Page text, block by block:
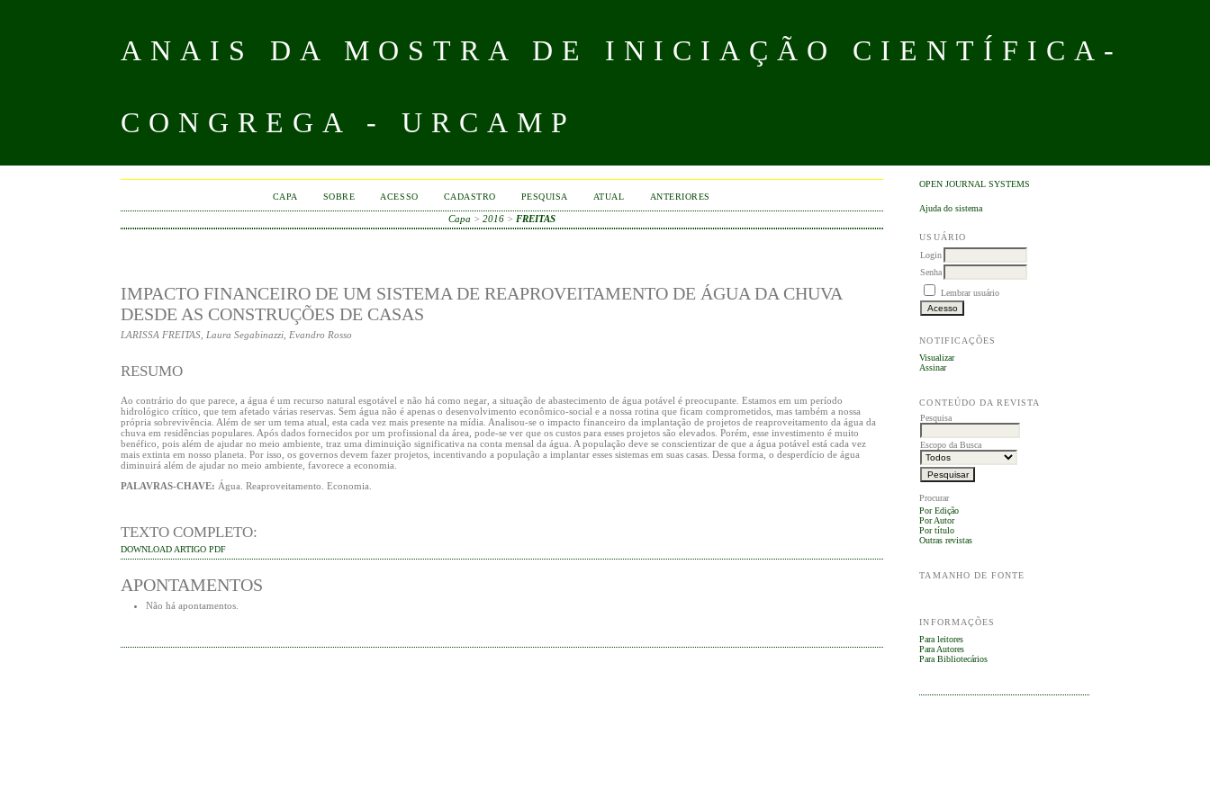
ANAIS DA MOSTRA DE INICIAÇÃO CIENTÍFICA-
CONGREGA - URCAMP
OPEN JOURNAL SYSTEMS
Ajuda do sistema
USUÁRIO
Login
Senha
Lembrar usuário
NOTIFICAÇÕES
Visualizar
Assinar
CONTEÚDO DA REVISTA
Pesquisa
Escopo da Busca
Procurar
Por Edição
Por Autor
Por título
Outras revistas
TAMANHO DE FONTE
INFORMAÇÕES
Para leitores
Para Autores
Para Bibliotecários
CAPA SOBRE ACESSO CADASTRO PESQUISA ATUAL ANTERIORES
Capa >2016 > FREITAS
IMPACTO FINANCEIRO DE UM SISTEMA DE REAPROVEITAMENTO DE ÁGUA DA CHUVA
DESDE AS CONSTRUÇÕES DE CASAS
LARISSA FREITAS, Laura Segabinazzi, Evandro Rosso
RESUMO
Ao contrário do que parece, a água é um recurso natural esgotável e não há como negar, a situação de abastecimento de água potável é preocupante. Estamos em um período
hidrológico crítico, que tem afetado várias reservas. Sem água não é apenas o desenvolvimento econômico-social e a nossa rotina que ficam comprometidos, mas também a nossa
própria sobrevivência. Além de ser um tema atual, esta cada vez mais presente na mídia. Analisou-se o impacto financeiro da implantação de projetos de reaproveitamento da água da
chuva em residências populares. Após dados fornecidos por um profissional da área, pode-se ver que os custos para esses projetos são elevados. Porém, esse investimento é muito
benéfico, pois além de ajudar no meio ambiente, traz uma diminuição significativa na conta mensal da água. A população deve se conscientizar de que a água potável está cada vez
mais extinta em nosso planeta. Por isso, os governos devem fazer projetos, incentivando a população a implantar esses sistemas em suas casas. Dessa forma, o desperdício de água
diminuirá além de ajudar no meio ambiente, favorece a economia.
PALAVRAS-CHAVE: Água. Reaproveitamento. Economia.
TEXTO COMPLETO:
DOWNLOAD ARTIGO PDF
APONTAMENTOS
Não há apontamentos.